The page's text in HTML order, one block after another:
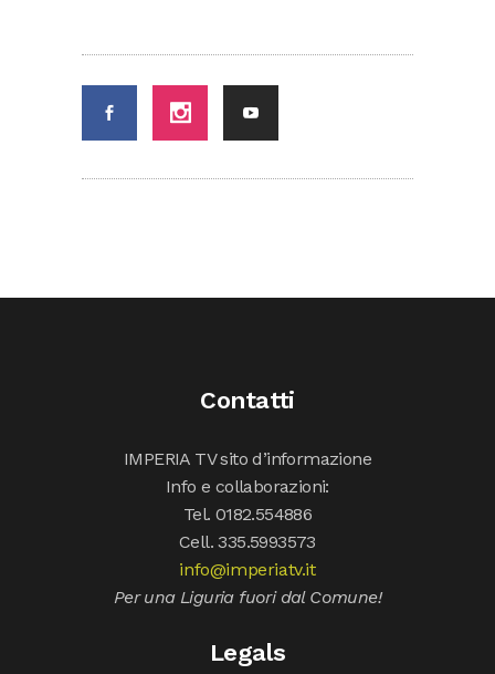
Contatti
IMPERIA TV sito d’informazione
Info e collaborazioni:
Tel. 0182.554886
Cell. 335.5993573
info@imperiatv.it
Per una Liguria fuori dal Comune!
Legals